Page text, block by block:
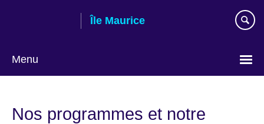
Île Maurice
Menu
language
Nos programmes et notre